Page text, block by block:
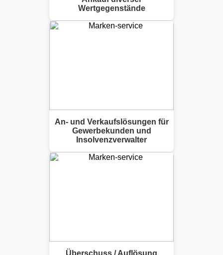
Wertgegenstände
An- und Verkaufslösungen für
Gewerbekunden und
Insolvenzverwalter
Überschuss / Auflösung